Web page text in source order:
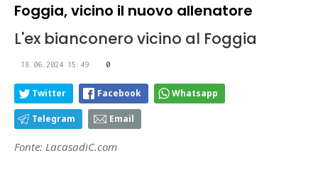
Foggia, vicino il nuovo allenatore
L'ex bianconero vicino al Foggia
18.06.2024 15:49 0
Twitter Facebook Whatsapp
Telegram Email
Fonte: LacasadiC.com